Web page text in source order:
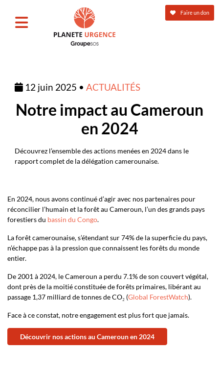
12 juin 2025 • ACTUALITÉS
Notre impact au Cameroun
en 2024
Découvrez l’ensemble des actions menées en 2024 dans le
rapport complet de la délégation camerounaise.
En 2024, nous avons continué d’agir avec nos partenaires pour
réconcilier l’humain et la forêt au Cameroun, l’un des grands pays
forestiers du bassin du Congo.
La forêt camerounaise, s’étendant sur 74% de la superficie du pays,
n’échappe pas à la pression que connaissent les forêts du monde
entier.
De 2001 à 2024, le Cameroun a perdu 7.1% de son couvert végétal,
dont près de la moitié constituée de forêts primaires, libérant au
passage 1,37 milliard de tonnes de CO₂ (Global ForestWatch).
Face à ce constat, notre engagement est plus fort que jamais.
Découvrir nos actions au Cameroun en 2024
Faire un don